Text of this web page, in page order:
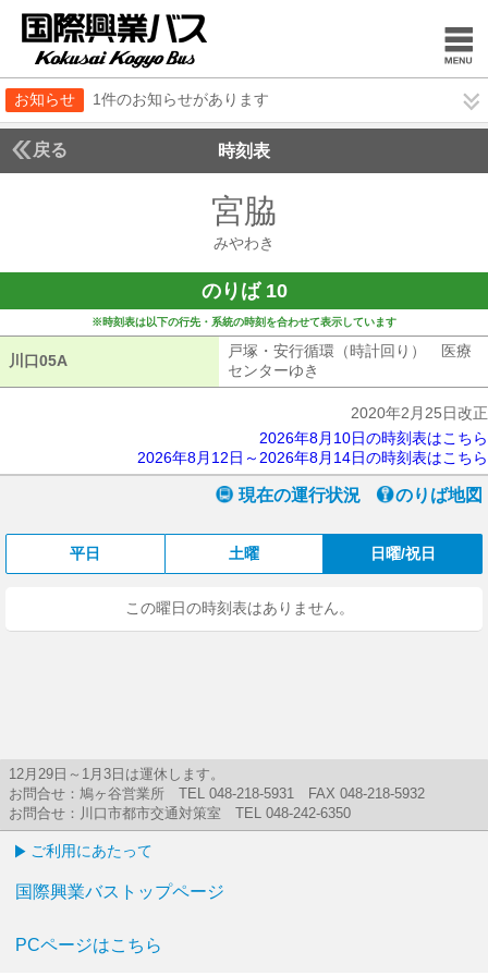
お知らせ 1件のお知らせがあります
戻る 時刻表
宮脇
みやわき
のりば 10
※時刻表は以下の行先・系統の時刻を合わせて表示しています
川口05A
戸塚・安行循環（時計回り） 医療
センターゆき
2020年2月25日改正
2026年8月10日の時刻表はこちら
2026年8月12日～2026年8月14日の時刻表はこちら
現在の運行状況 のりば地図
平日 土曜 日曜/祝日
この曜日の時刻表はありません。
12月29日～1月3日は運休します。
お問合せ：鳩ヶ谷営業所 TEL 048-218-5931 FAX 048-218-5932
お問合せ：川口市都市交通対策室 TEL 048-242-6350
ご利用にあたって
国際興業バストップページ
PCページはこちら